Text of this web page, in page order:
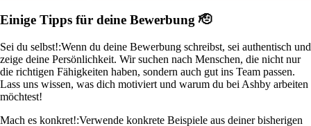
Einige Tipps für deine Bewerbung 🫡
Sei du selbst!:Wenn du deine Bewerbung schreibst, sei authentisch und
zeige deine Persönlichkeit. Wir suchen nach Menschen, die nicht nur
die richtigen Fähigkeiten haben, sondern auch gut ins Team passen.
Lass uns wissen, was dich motiviert und warum du bei Ashby arbeiten
möchtest!
Mach es konkret!:Verwende konkrete Beispiele aus deiner bisherigen